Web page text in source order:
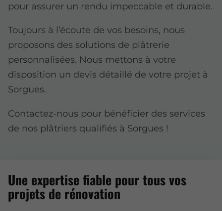
pour assurer un rendu impeccable et durable.
Toujours à l’écoute de vos besoins, nous
proposons des solutions de plâtrerie
personnalisées. Nous mettons à votre
disposition un devis détaillé de votre projet à
Sorgues.
Contactez-nous pour bénéficier des services
de nos plâtriers qualifiés à Sorgues !
Une expertise fiable pour tous vos
projets de rénovation